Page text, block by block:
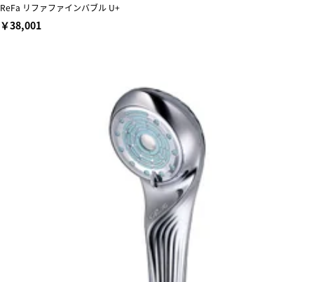
ReFa リファファインバブル U+
￥38,001